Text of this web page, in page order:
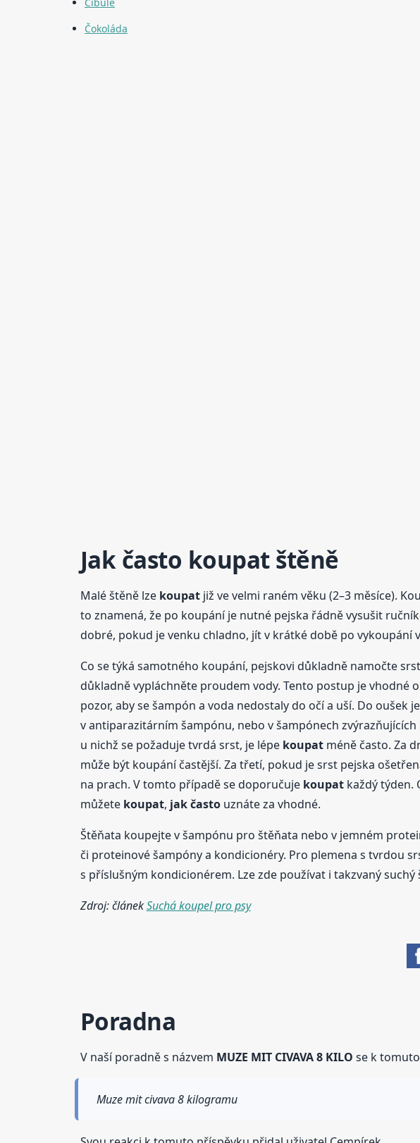
Cibule
Čokoláda
Jak často koupatštěně
Malé štěně lze koupatjiž ve velmi raném věku (2–3 měsíce).
to znamená, že po koupání je nutné pejska řádně vysušit
dobré, pokud je venku chladno, jít v krátké době po vykoupání
Co se týká samotného koupání, pejskovi důkladně namočte
důkladně vypláchněte proudem vody. Tento postup je vhodné
pozor, aby se šampón a voda nedostaly do očí a uší. Do
v antiparazitárním šampónu, nebo v šampónech
u nichž se požaduje tvrdá srst, je lépe koupatméně často. Za
může být koupání častější. Za třetí, pokud je srst pejska
na prach. V tomto případě se doporučuje koupatkaždý týden.
můžete koupat, jak častouznáte za vhodné.
Štěňata koupejte v šampónu pro štěňata nebo v jemném
či proteinové šampóny a kondicionéry. Pro plemena s tvrdou
s příslušným kondicionérem. Lze zde používat i takzvaný suchý
Zdroj: článekSuchá koupel pro psy
Poradna
V naší poradně s názvem MUZE MIT CIVAVA 8 KILO se k
Muze mit civava 8 kilogramu